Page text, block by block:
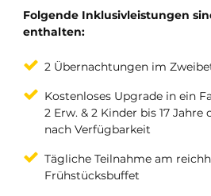
Folgende Inklusivleistungen
enthalten:
2 Übernachtungen im
Kostenloses Upgrade in ein
2 Erw. & 2 Kinder bis 17 Jahre
nach Verfügbarkeit
Tägliche Teilnahme am
Frühstücksbuffet